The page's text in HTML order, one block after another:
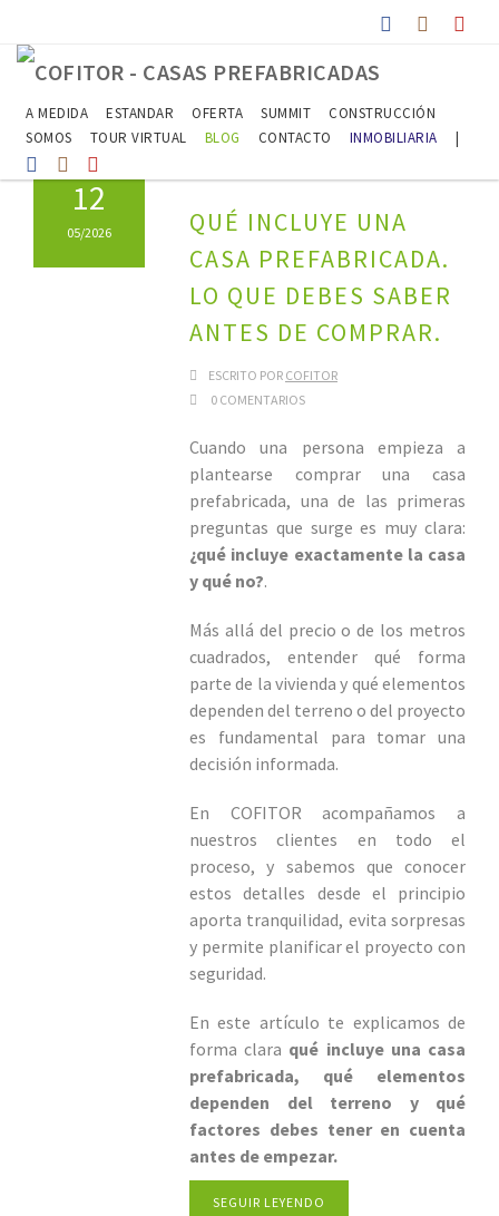
A MEDIDA ESTANDAR OFERTA SUMMIT
CONSTRUCCIÓN
SOMOS
TOUR VIRTUAL BLOG CONTACTO INMOBILIARIA |
12
05/2026
QUÉ INCLUYE UNA
CASA PREFABRICADA.
LO QUE DEBES SABER
ANTES DE COMPRAR.
ESCRITO POR COFITOR
0 COMENTARIOS
Cuando una persona empieza a
plantearse comprar una casa
prefabricada, una de las primeras
preguntas que surge es muy clara:
¿qué incluye exactamente la casa
y qué no?.
Más allá del precio o de los metros
cuadrados, entender qué forma
parte de la vivienda y qué elementos
dependen del terreno o del proyecto
es fundamental para tomar una
decisión informada.
En COFITOR acompañamos a
nuestros clientes en todo el
proceso, y sabemos que conocer
estos detalles desde el principio
aporta tranquilidad, evita sorpresas
y permite planificar el proyecto con
seguridad.
En este artículo te explicamos de
forma clara qué incluye una casa
prefabricada, qué elementos
dependen del terreno y qué
factores debes tener en cuenta
antes de empezar.
SEGUIR LEYENDO